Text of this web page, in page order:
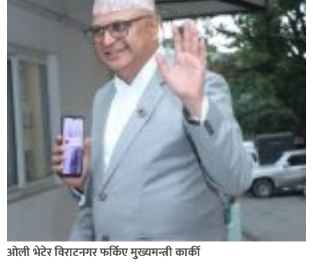
ओली भेटेर विराटनगर फर्किए मुख्यमन्त्री कार्की